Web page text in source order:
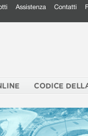
Assistenza Contatti
CODICE